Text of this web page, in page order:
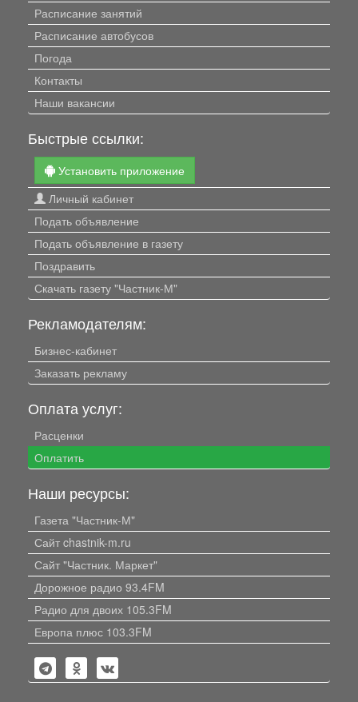
Расписание занятий
Расписание автобусов
Погода
Контакты
Наши вакансии
Быстрые ссылки:
Установить приложение
Личный кабинет
Подать объявление
Подать объявление в газету
Поздравить
Скачать газету "Частник-М"
Рекламодателям:
Бизнес-кабинет
Заказать рекламу
Оплата услуг:
Расценки
Оплатить
Наши ресурсы:
Газета "Частник-М"
Сайт chastnik-m.ru
Сайт "Частник. Маркет"
Дорожное радио 93.4FM
Радио для двоих 105.3FM
Европа плюс 103.3FM